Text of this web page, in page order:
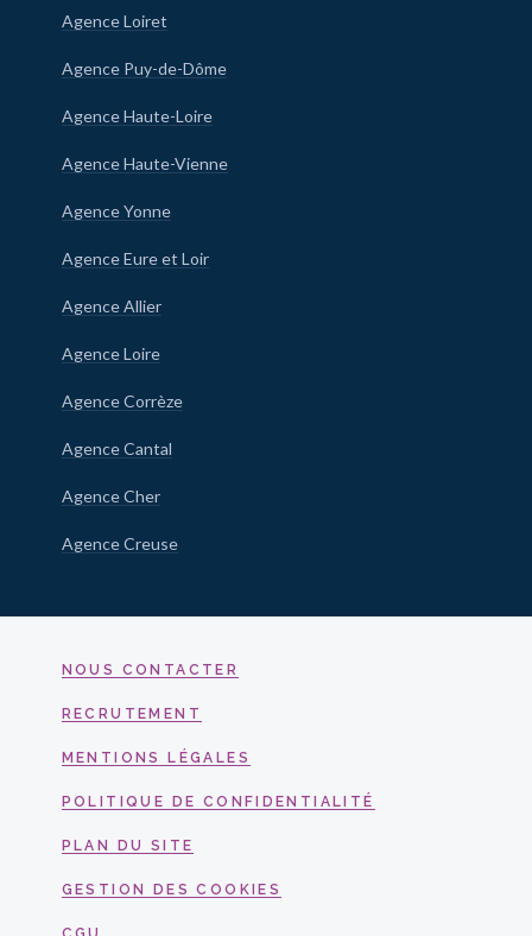
Agence Loiret
Agence Puy-de-Dôme
Agence Haute-Loire
Agence Haute-Vienne
Agence Yonne
Agence Eure et Loir
Agence Allier
Agence Loire
Agence Corrèze
Agence Cantal
Agence Cher
Agence Creuse
NOUS CONTACTER
RECRUTEMENT
MENTIONS LÉGALES
POLITIQUE DE CONFIDENTIALITÉ
PLAN DU SITE
GESTION DES COOKIES